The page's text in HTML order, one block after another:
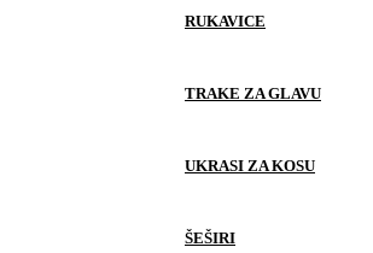
RUKAVICE
TRAKE ZA GLAVU
UKRASI ZA KOSU
ŠEŠIRI